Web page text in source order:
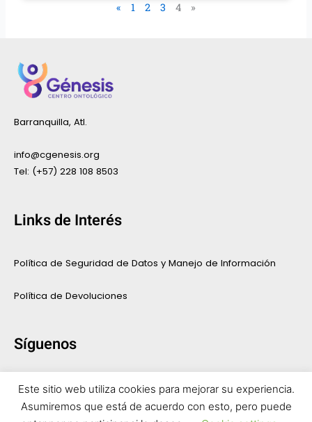
« 1 2 3 4 »
Barranquilla, Atl.
info@cgenesis.org
Tel: (+57) 228 108 8503
Links de Interés
Política de Seguridad de Datos y Manejo de Información
Política de Devoluciones
Síguenos
F
a
c
I
n
s
Este sitio web utiliza cookies para mejorar su experiencia.
Asumiremos que está de acuerdo con esto, pero puede